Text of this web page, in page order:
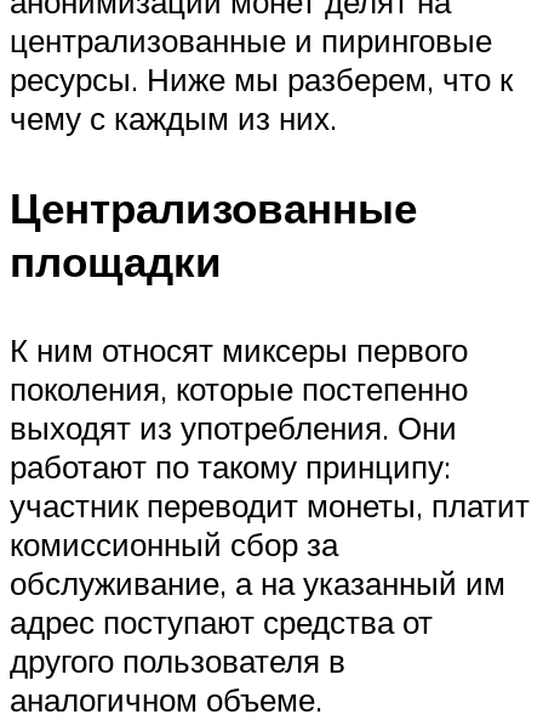
централизованные и пиринговые
ресурсы. Ниже мы разберем, что к
чему с каждым из них.
Централизованные
площадки
К ним относят миксеры первого
поколения, которые постепенно
выходят из употребления. Они
работают по такому принципу:
участник переводит монеты, платит
комиссионный сбор за
обслуживание, а на указанный им
адрес поступают средства от
другого пользователя в
аналогичном объеме.